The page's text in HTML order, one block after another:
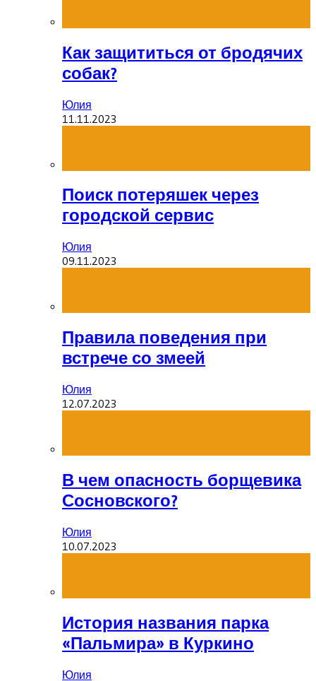
Как защититься от бродячих
собак?
Юлия
11.11.2023
Поиск потеряшек через
городской сервис
Юлия
09.11.2023
Правила поведения при
встрече со змеей
Юлия
12.07.2023
В чем опасность борщевика
Сосновского?
Юлия
10.07.2023
История названия парка
«Пальмира» в Куркино
Юлия